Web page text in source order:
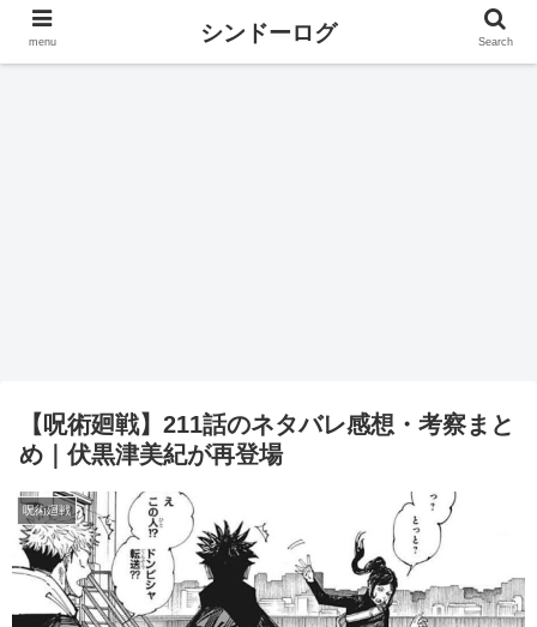
【呪術廻戦】211話のネタバレ感想・考察まと
め｜伏黒津美紀が再登場
呪術廻戦
menu シンドーログ Search